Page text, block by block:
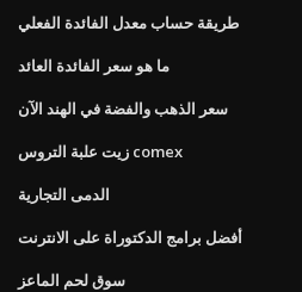
طريقة حساب معدل الفائدة الفعلي
ما هو سعر الفائدة العائد
سعر الذهب والفضة في الهند الآن
زيت علبة التروس comex
الدمى التجارية
أفضل برامج الدكتوراة على الانترنت
سوق لحم الماعز